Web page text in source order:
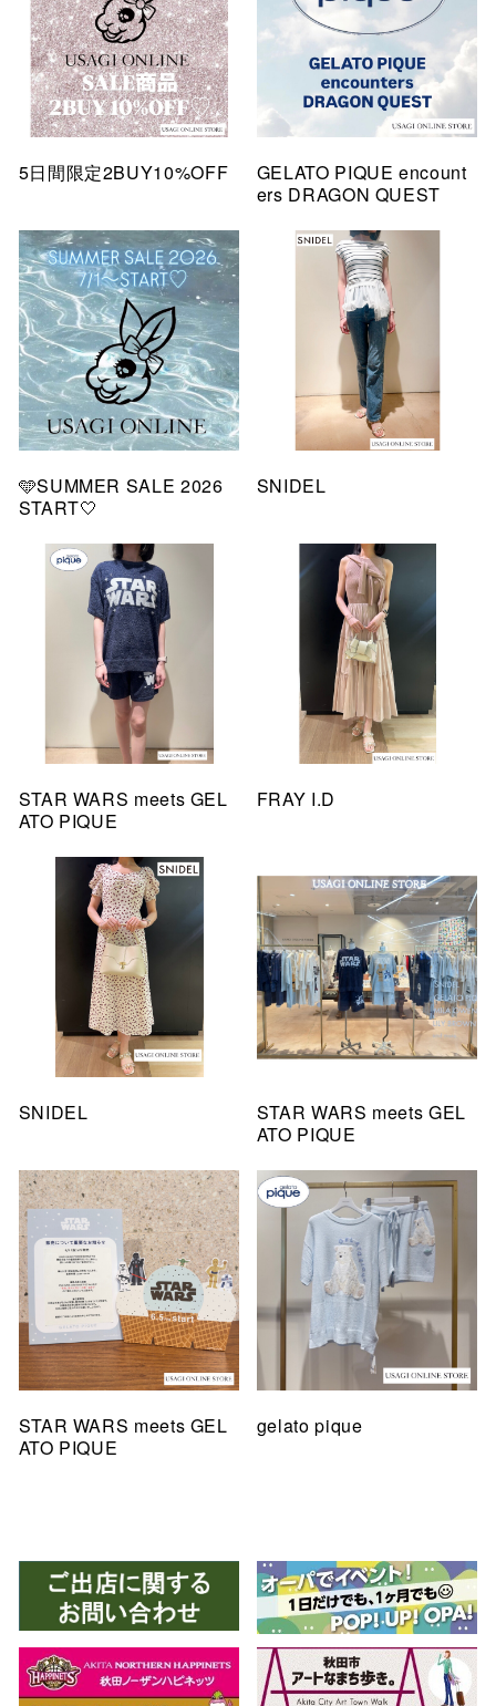
5日間限定2BUY10%OFF
GELATO PIQUE encount
ers DRAGON QUEST
🩵SUMMER SALE 2026
START🤍
SNIDEL
STAR WARS meets GEL
ATO PIQUE
FRAY I.D
SNIDEL
STAR WARS meets GEL
ATO PIQUE
STAR WARS meets GEL
ATO PIQUE
gelato pique